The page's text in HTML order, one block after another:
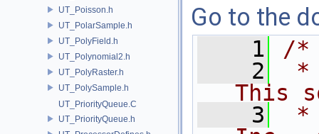
UT_Poisson.h
UT_PolarSample.h
UT_PolyField.h
UT_Polynomial2.h
UT_PolyRaster.h
UT_PolySample.h
UT_PriorityQueue.C
UT_PriorityQueue.h
Go to the
    1
/*
    2
*
This
    3
*